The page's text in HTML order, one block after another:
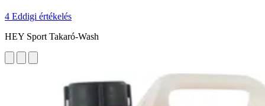
4 Eddigi értékelés
HEY Sport Takaró-Wash